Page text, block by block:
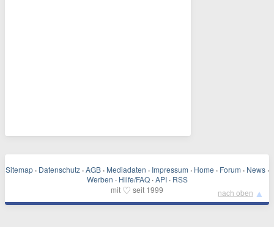
Sitemap · Datenschutz · AGB · Mediadaten · Impressum · Home · Forum · News ·
Werben · Hilfe/FAQ · API · RSS
mit ♡ seit 1999 nach oben ▲